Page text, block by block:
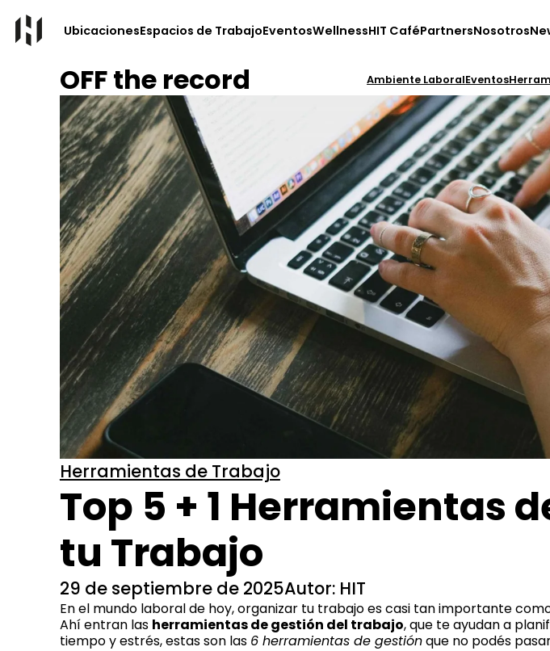
UbicacionesEspacios de TrabajoEventosWellnessHIT CaféPartnersNosotros
OFF the record Ambiente LaboralEventos
Herramientas de Trabajo
Top 5 + 1 Herramientas
tu Trabajo
29 de septiembre de 2025Autor: HIT
En el mundo laboral de hoy, organizar tu trabajo es casi tan importante
Ahí entran las herramientas de gestión del trabajo, que te ayudan a
tiempo y estrés, estas son las 6 herramientas de gestiónque no podés